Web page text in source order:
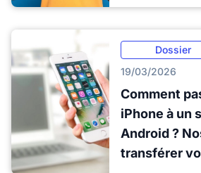
Dossier
19/03/2026
Comment
iPhone à un
Android ?
transférer